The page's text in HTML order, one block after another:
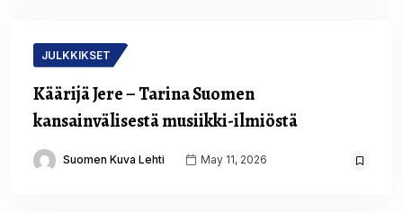
JULKKIKSET
Käärijä Jere – Tarina Suomen
kansainvälisestä musiikki-ilmiöstä
Suomen Kuva Lehti May 11, 2026